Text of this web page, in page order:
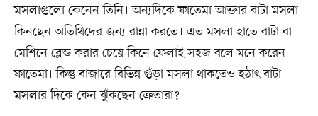
মসলাগুলো কেনেন তিনি। অন্যদিকে ফাতেমা আক্তার বাটা মসলা
কিনছেন অতিথিদের জন্য রান্না করতে। এত মসলা হাতে বাটা বা
মেশিনে ব্লেন্ড করার চেয়ে কিনে ফেলাই সহজ বলে মনে করেন
ফাতেমা। কিন্তু বাজারে বিভিন্ন গুঁড়া মসলা থাকতেও হঠাৎ বাটা
মসলার দিকে কেন ঝুঁকছেন ক্রেতারা?